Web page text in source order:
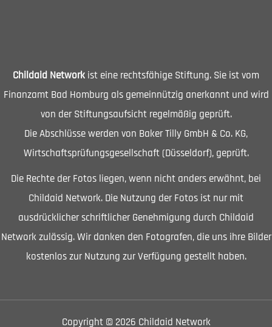
Childaid Network ist eine rechtsfähige Stiftung. Sie ist vom
Finanzamt Bad Homburg als gemeinnützig anerkannt und wird
von der Stiftungsaufsicht regelmäßig geprüft.
Die Abschlüsse werden von Baker Tilly GmbH & Co. KG,
Wirtschaftsprüfungsgesellschaft (Düsseldorf), geprüft.
Die Rechte der Fotos liegen, wenn nicht anders erwähnt, bei
Childaid Network. Die Nutzung der Fotos ist nur mit
ausdrücklicher schriftlicher Genehmigung durch Childaid
Network zulässig. Wir danken den Fotografen, die uns ihre Bilder
kostenlos zur Nutzung zur Verfügung gestellt haben.
Copyright © 2026 Childaid Network